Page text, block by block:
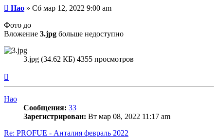
Сообщение
Hao » Сб мар 12, 2022 9:00 am
Фото до
Вложение 3.jpg больше недоступно
3.jpg (34.62 КБ) 4355 просмотров
Hao
Сообщения: 33
Зарегистрирован: Вт мар 08, 2022 11:17 am
Re: PROFUE - Анталия февраль 2022